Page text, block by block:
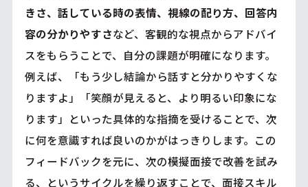
きさ、話している時の表情、視線の配り方、回答内
容の分かりやすさなど、客観的な視点からアドバイ
スをもらうことで、自分の課題が明確になります。
例えば、「もう少し結論から話すと分かりやすくな
りますよ」「笑顔が見えると、より明るい印象にな
ります」といった具体的な指摘を受けることで、次
に何を意識すれば良いのかがはっきりします。この
フィードバックを元に、次の模擬面接で改善を試み
る、というサイクルを繰り返すことで、面接スキル